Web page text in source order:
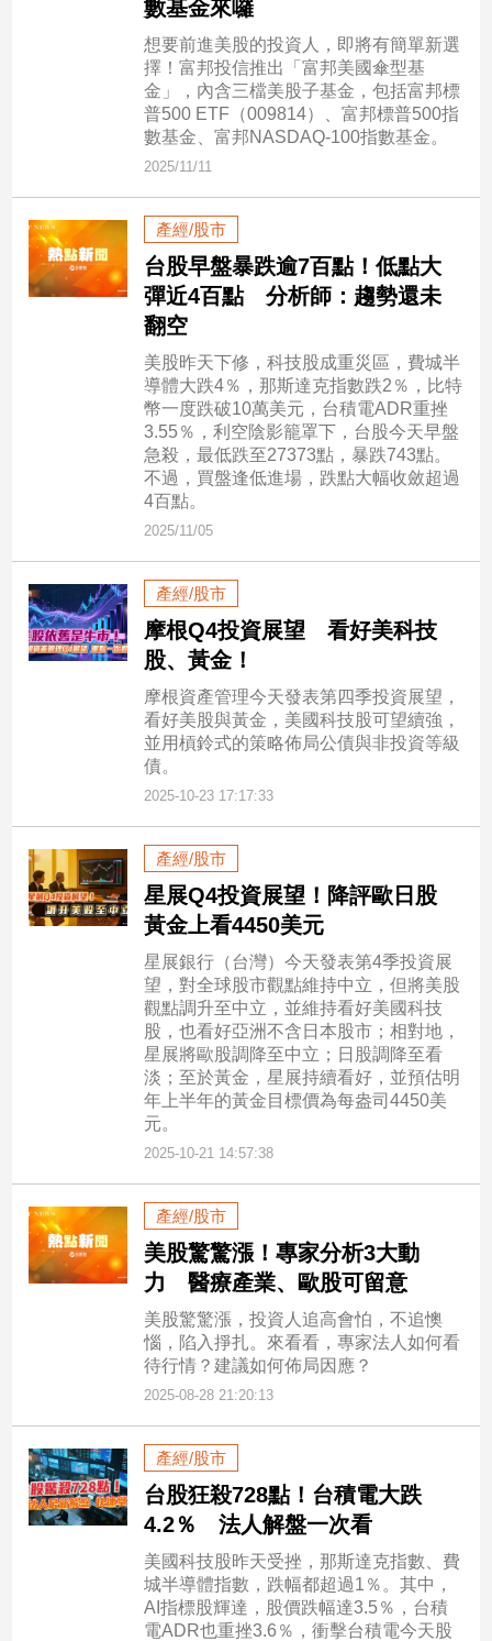
電
影
推
影
音
媒
體
數基金來囉
想要前進美股的投資人，即將有簡單新選
擇！富邦投信推出「富邦美國傘型基
金」，內含三檔美股子基金，包括富邦標
普500 ETF（009814）、富邦標普500指
數基金、富邦NASDAQ-100指數基金。
2025/11/11
產經/股市
台股早盤暴跌逾7百點！低點大
彈近4百點 分析師：趨勢還未
翻空
美股昨天下修，科技股成重災區，費城半
導體大跌4％，那斯達克指數跌2％，比特
幣一度跌破10萬美元，台積電ADR重挫
3.55％，利空陰影籠罩下，台股今天早盤
急殺，最低跌至27373點，暴跌743點。
不過，買盤逢低進場，跌點大幅收斂超過
4百點。
2025/11/05
產經/股市
摩根Q4投資展望 看好美科技
股、黃金！
摩根資產管理今天發表第四季投資展望，
看好美股與黃金，美國科技股可望續強，
並用槓鈴式的策略佈局公債與非投資等級
債。
2025-10-23 17:17:33
產經/股市
星展Q4投資展望！降評歐日股
黃金上看4450美元
星展銀行（台灣）今天發表第4季投資展
望，對全球股市觀點維持中立，但將美股
觀點調升至中立，並維持看好美國科技
股，也看好亞洲不含日本股市；相對地，
星展將歐股調降至中立；日股調降至看
淡；至於黃金，星展持續看好，並預估明
年上半年的黃金目標價為每盎司4450美
元。
2025-10-21 14:57:38
產經/股市
美股驚驚漲！專家分析3大動
力 醫療產業、歐股可留意
美股驚驚漲，投資人追高會怕，不追懊
惱，陷入掙扎。來看看，專家法人如何看
待行情？建議如何佈局因應？
2025-08-28 21:20:13
產經/股市
台股狂殺728點！台積電大跌
4.2％ 法人解盤一次看
美國科技股昨天受挫，那斯達克指數、費
城半導體指數，跌幅都超過1％。其中，
AI指標股輝達，股價跌幅達3.5％，台積
電ADR也重挫3.6％，衝擊台積電今天股